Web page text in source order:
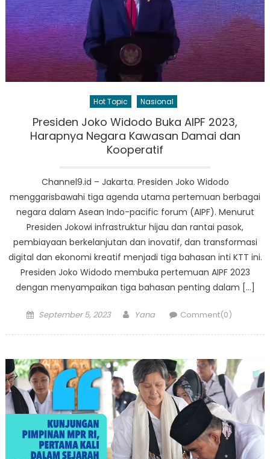
Hot Topic Nasional
Presiden Joko Widodo Buka AIPF 2023,
Harapnya Negara Kawasan Damai dan
Kooperatif
Channel9.id – Jakarta. Presiden Joko Widodo
menggarisbawahi tiga agenda utama pertemuan berbagai
negara dalam Asean Indo-pacific forum (AIPF). Menurut
Presiden Jokowi infrastruktur hijau dan rantai pasok,
pembiayaan berkelanjutan dan inovatif, dan transformasi
digital dan ekonomi kreatif menjadi tiga bahasan inti KTT ini.
Presiden Joko Widodo membuka pertemuan AIPF 2023
dengan menyampaikan tiga bahasan penting dalam […]
Posted
September 5, 2023 Author
Yana Comment(0)